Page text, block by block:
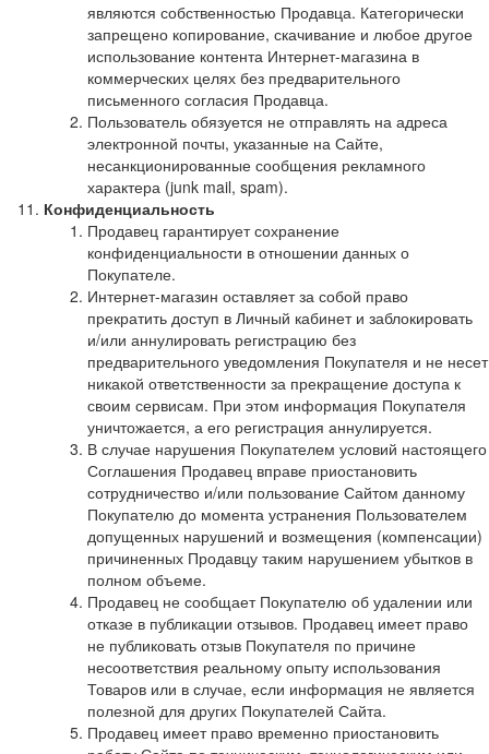
являются собственностью Продавца. Категорически
запрещено копирование, скачивание и любое другое
использование контента Интернет-магазина в
коммерческих целях без предварительного
письменного согласия Продавца.
Пользователь обязуется не отправлять на адреса
электронной почты, указанные на Сайте,
несанкционированные сообщения рекламного
характера (junk mail, spam).
Конфиденциальность
Продавец гарантирует сохранение
конфиденциальности в отношении данных о
Покупателе.
Интернет-магазин оставляет за собой право
прекратить доступ в Личный кабинет и заблокировать
и/или аннулировать регистрацию без
предварительного уведомления Покупателя и не несет
никакой ответственности за прекращение доступа к
своим сервисам. При этом информация Покупателя
уничтожается, а его регистрация аннулируется.
В случае нарушения Покупателем условий настоящего
Соглашения Продавец вправе приостановить
сотрудничество и/или пользование Сайтом данному
Покупателю до момента устранения Пользователем
допущенных нарушений и возмещения (компенсации)
причиненных Продавцу таким нарушением убытков в
полном объеме.
Продавец не сообщает Покупателю об удалении или
отказе в публикации отзывов. Продавец имеет право
не публиковать отзыв Покупателя по причине
несоответствия реальному опыту использования
Товаров или в случае, если информация не является
полезной для других Покупателей Сайта.
Продавец имеет право временно приостановить